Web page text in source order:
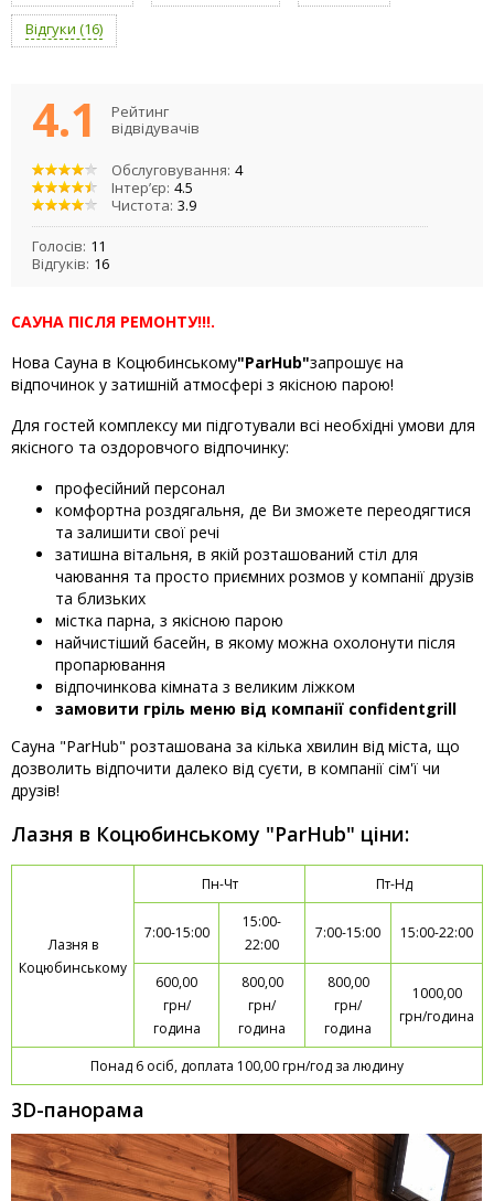
Відгуки (16)
4.1
Рейтинг
відвідувачів
Обслуговування: 4
Інтер’єр: 4.5
Чистота: 3.9
Голосів: 11
Відгуків: 16
САУНА ПІСЛЯ РЕМОНТУ!!!.
Нова Сауна в Коцюбинському"ParHub"запрошує на
відпочинок у затишній атмосфері з якісною парою!
Для гостей комплексу ми підготували всі необхідні умови для
якісного та оздоровчого відпочинку:
професійний персонал
комфортна роздягальня, де Ви зможете переодягтися
та залишити свої речі
затишна вітальня, в якій розташований стіл для
чаювання та просто приємних розмов у компанії друзів
та близьких
містка парна, з якісною парою
найчистіший басейн, в якому можна охолонути після
пропарювання
відпочинкова кімната з великим ліжком
замовити гріль меню від компанії confidentgrill
Сауна "ParHub" розташована за кілька хвилин від міста, що
дозволить відпочити далеко від суєти, в компанії сім'ї чи
друзів!
Лазня в Коцюбинському "ParHub" ціни:
Лазня в
Коцюбинському
Пн-Чт Пт-Нд
7:00-15:00
15:00-
22:00
7:00-15:00 15:00-22:00
600,00
грн/
година
800,00
грн/
година
800,00
грн/
година
1000,00
грн/година
Понад 6 осіб, доплата 100,00 грн/год за людину
3D-панорама